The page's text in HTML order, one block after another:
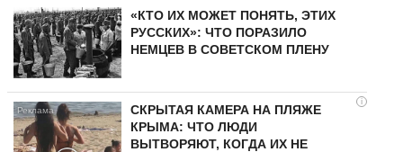
«КТО ИХ МОЖЕТ ПОНЯТЬ, ЭТИХ
РУССКИХ»: ЧТО ПОРАЗИЛО
НЕМЦЕВ В СОВЕТСКОМ ПЛЕНУ
i
СКРЫТАЯ КАМЕРА НА ПЛЯЖЕ
КРЫМА: ЧТО ЛЮДИ
ВЫТВОРЯЮТ, КОГДА ИХ НЕ